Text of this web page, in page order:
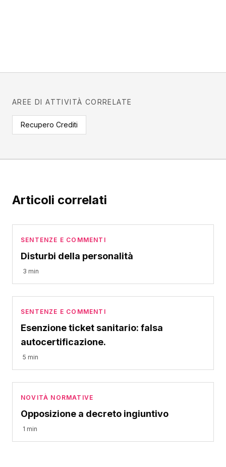
AREE DI ATTIVITÀ CORRELATE
Recupero Crediti
Articoli correlati
SENTENZE E COMMENTI
Disturbi della personalità
3 min
SENTENZE E COMMENTI
Esenzione ticket sanitario: falsa
autocertificazione.
5 min
NOVITÀ NORMATIVE
Opposizione a decreto ingiuntivo
1 min